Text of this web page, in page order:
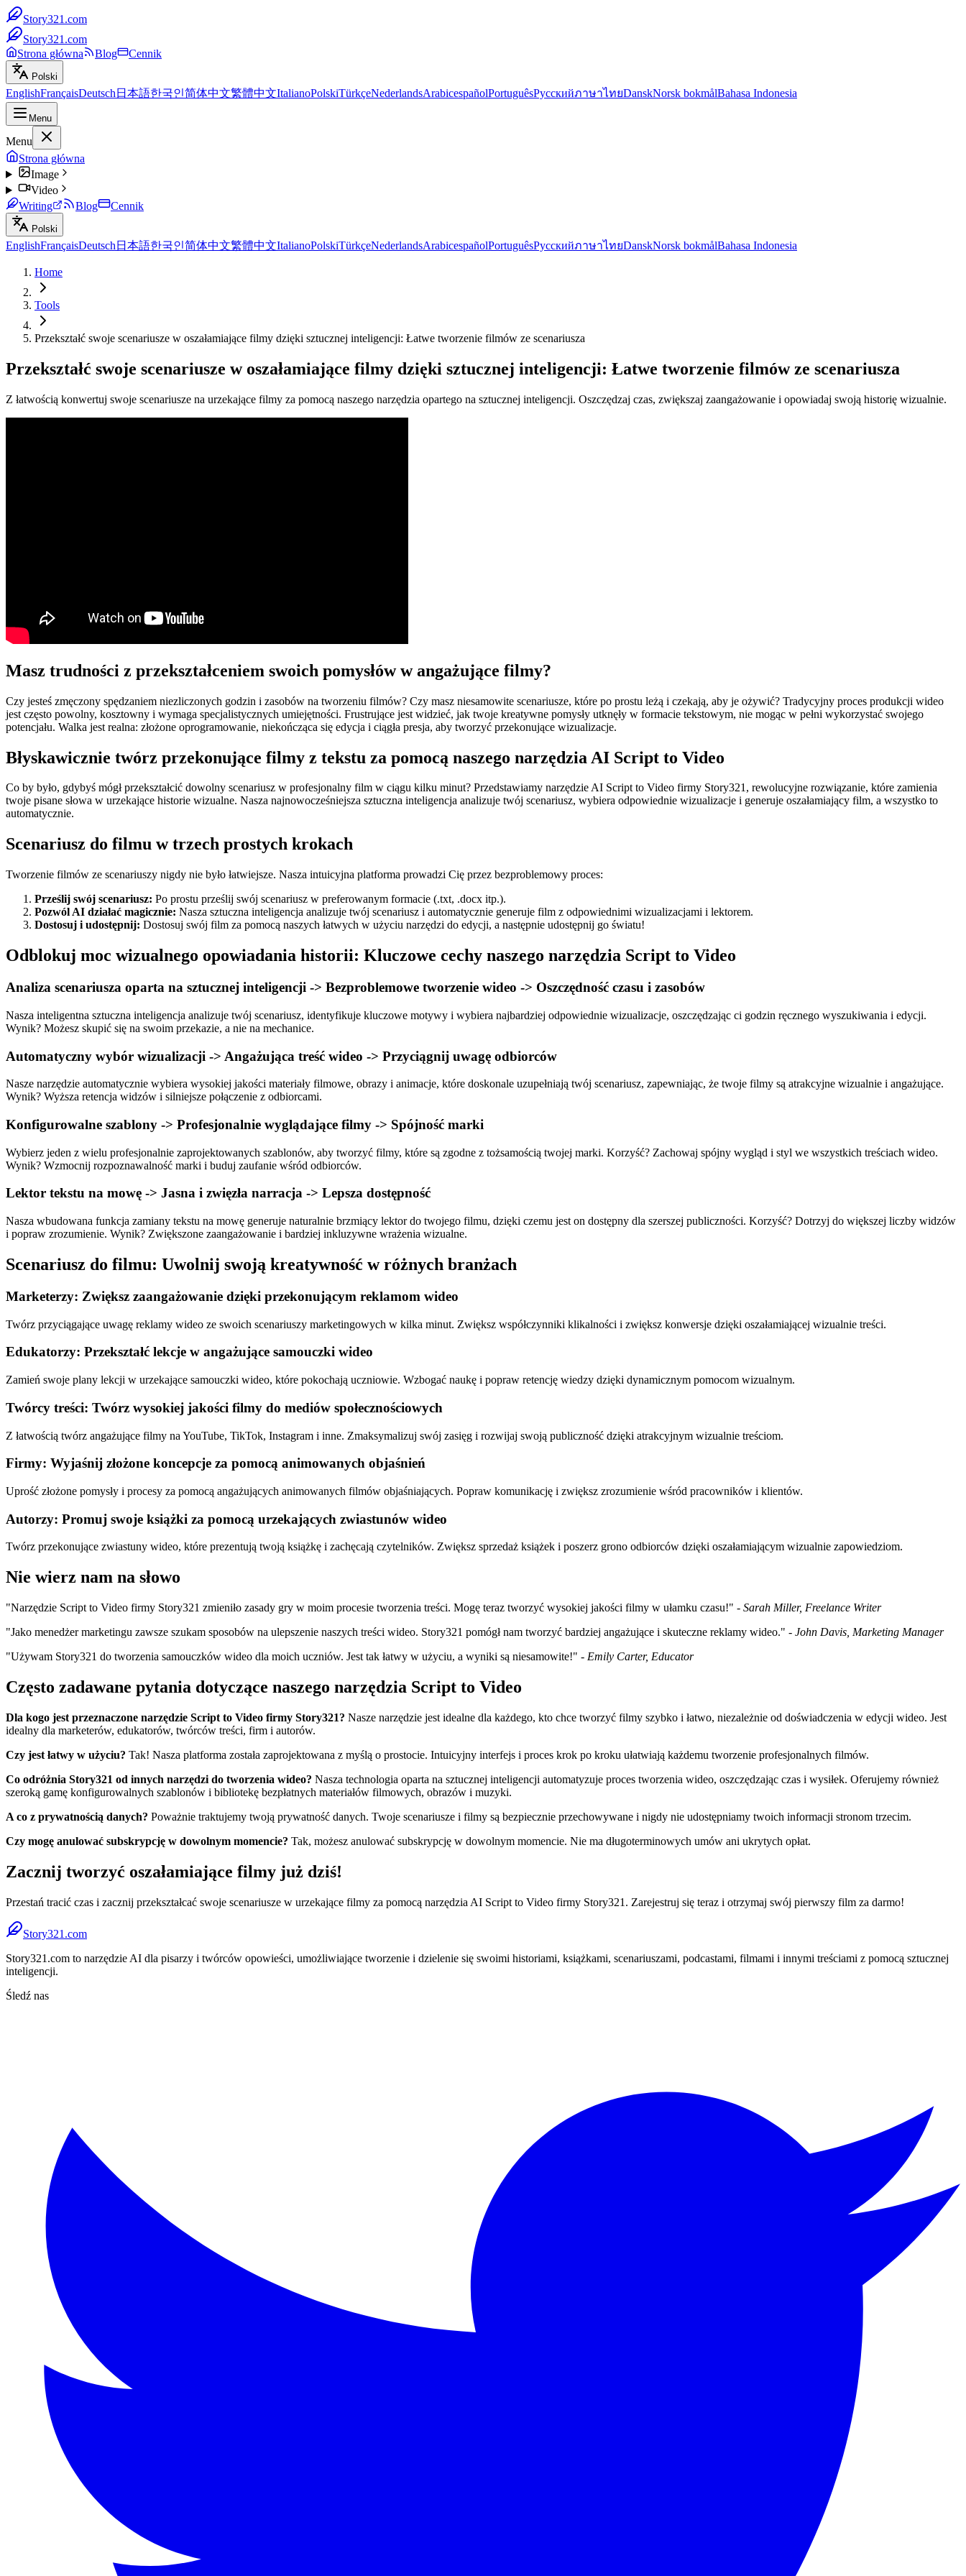
Story321.com
Story321.com
Strona główna
Blog Cennik
Polski
EnglishFrançaisDeutsch 日本語한국인简体中文繁體中文ItalianoPolskiTürkçeNederlandsArabicespañolPortuguêsРусскийภาษาไทยDanskNorsk bokmålBahasa Indonesia
Menu
Menu
Strona główna
Image
Video
Writing
Blog Cennik
Polski
EnglishFrançaisDeutsch 日本語한국인简体中文繁體中文ItalianoPolskiTürkçeNederlandsArabicespañolPortuguêsРусскийภาษาไทยDanskNorsk bokmålBahasa Indonesia
Home
Tools
Przekształć swoje scenariusze w oszałamiające filmy dzięki sztucznej inteligencji: Łatwe tworzenie filmów ze scenariusza
Przekształć swoje scenariusze w oszałamiające filmy dzięki sztucznej inteligencji: Łatwe tworzenie filmów ze scenariusza
Z łatwością konwertuj swoje scenariusze na urzekające filmy za pomocą naszego narzędzia opartego na sztucznej inteligencji. Oszczędzaj czas, zwiększaj zaangażowanie i opowiadaj swoją historię wizualnie.
Masz trudności z przekształceniem swoich pomysłów w angażujące filmy?
Czy jesteś zmęczony spędzaniem niezliczonych godzin i zasobów na tworzeniu filmów? Czy masz niesamowite scenariusze, które po prostu leżą i czekają, aby je ożywić? Tradycyjny proces produkcji wideo
jest często powolny, kosztowny i wymaga specjalistycznych umiejętności. Frustrujące jest widzieć, jak twoje kreatywne pomysły utknęły w formacie tekstowym, nie mogąc w pełni wykorzystać swojego
potencjału. Walka jest realna: złożone oprogramowanie, niekończąca się edycja i ciągła presja, aby tworzyć przekonujące wizualizacje.
Błyskawicznie twórz przekonujące filmy z tekstu za pomocą naszego narzędzia AI Script to Video
Co by było, gdybyś mógł przekształcić dowolny scenariusz w profesjonalny film w ciągu kilku minut? Przedstawiamy narzędzie AI Script to Video firmy Story321, rewolucyjne rozwiązanie, które zamienia
twoje pisane słowa w urzekające historie wizualne. Nasza najnowocześniejsza sztuczna inteligencja analizuje twój scenariusz, wybiera odpowiednie wizualizacje i generuje oszałamiający film, a wszystko to
automatycznie.
Scenariusz do filmu w trzech prostych krokach
Tworzenie filmów ze scenariuszy nigdy nie było łatwiejsze. Nasza intuicyjna platforma prowadzi Cię przez bezproblemowy proces:
Prześlij swój scenariusz: Po prostu prześlij swój scenariusz w preferowanym formacie (.txt, .docx itp.).
Pozwól AI działać magicznie: Nasza sztuczna inteligencja analizuje twój scenariusz i automatycznie generuje film z odpowiednimi wizualizacjami i lektorem.
Dostosuj i udostępnij: Dostosuj swój film za pomocą naszych łatwych w użyciu narzędzi do edycji, a następnie udostępnij go światu!
Odblokuj moc wizualnego opowiadania historii: Kluczowe cechy naszego narzędzia Script to Video
Analiza scenariusza oparta na sztucznej inteligencji -> Bezproblemowe tworzenie wideo -> Oszczędność czasu i zasobów
Nasza inteligentna sztuczna inteligencja analizuje twój scenariusz, identyfikuje kluczowe motywy i wybiera najbardziej odpowiednie wizualizacje, oszczędzając ci godzin ręcznego wyszukiwania i edycji.
Wynik? Możesz skupić się na swoim przekazie, a nie na mechanice.
Automatyczny wybór wizualizacji -> Angażująca treść wideo -> Przyciągnij uwagę odbiorców
Nasze narzędzie automatycznie wybiera wysokiej jakości materiały filmowe, obrazy i animacje, które doskonale uzupełniają twój scenariusz, zapewniając, że twoje filmy są atrakcyjne wizualnie i angażujące.
Wynik? Wyższa retencja widzów i silniejsze połączenie z odbiorcami.
Konfigurowalne szablony -> Profesjonalnie wyglądające filmy -> Spójność marki
Wybierz jeden z wielu profesjonalnie zaprojektowanych szablonów, aby tworzyć filmy, które są zgodne z tożsamością twojej marki. Korzyść? Zachowaj spójny wygląd i styl we wszystkich treściach wideo.
Wynik? Wzmocnij rozpoznawalność marki i buduj zaufanie wśród odbiorców.
Lektor tekstu na mowę -> Jasna i zwięzła narracja -> Lepsza dostępność
Nasza wbudowana funkcja zamiany tekstu na mowę generuje naturalnie brzmiący lektor do twojego filmu, dzięki czemu jest on dostępny dla szerszej publiczności. Korzyść? Dotrzyj do większej liczby widzów
i popraw zrozumienie. Wynik? Zwiększone zaangażowanie i bardziej inkluzywne wrażenia wizualne.
Scenariusz do filmu: Uwolnij swoją kreatywność w różnych branżach
Marketerzy: Zwiększ zaangażowanie dzięki przekonującym reklamom wideo
Twórz przyciągające uwagę reklamy wideo ze swoich scenariuszy marketingowych w kilka minut. Zwiększ współczynniki klikalności i zwiększ konwersje dzięki oszałamiającej wizualnie treści.
Edukatorzy: Przekształć lekcje w angażujące samouczki wideo
Zamień swoje plany lekcji w urzekające samouczki wideo, które pokochają uczniowie. Wzbogać naukę i popraw retencję wiedzy dzięki dynamicznym pomocom wizualnym.
Twórcy treści: Twórz wysokiej jakości filmy do mediów społecznościowych
Z łatwością twórz angażujące filmy na YouTube, TikTok, Instagram i inne. Zmaksymalizuj swój zasięg i rozwijaj swoją publiczność dzięki atrakcyjnym wizualnie treściom.
Firmy: Wyjaśnij złożone koncepcje za pomocą animowanych objaśnień
Uprość złożone pomysły i procesy za pomocą angażujących animowanych filmów objaśniających. Popraw komunikację i zwiększ zrozumienie wśród pracowników i klientów.
Autorzy: Promuj swoje książki za pomocą urzekających zwiastunów wideo
Twórz przekonujące zwiastuny wideo, które prezentują twoją książkę i zachęcają czytelników. Zwiększ sprzedaż książek i poszerz grono odbiorców dzięki oszałamiającym wizualnie zapowiedziom.
Nie wierz nam na słowo
"Narzędzie Script to Video firmy Story321 zmieniło zasady gry w moim procesie tworzenia treści. Mogę teraz tworzyć wysokiej jakości filmy w ułamku czasu!" - Sarah Miller, Freelance Writer
"Jako menedżer marketingu zawsze szukam sposobów na ulepszenie naszych treści wideo. Story321 pomógł nam tworzyć bardziej angażujące i skuteczne reklamy wideo." - John Davis, Marketing Manager
"Używam Story321 do tworzenia samouczków wideo dla moich uczniów. Jest tak łatwy w użyciu, a wyniki są niesamowite!" - Emily Carter, Educator
Często zadawane pytania dotyczące naszego narzędzia Script to Video
Dla kogo jest przeznaczone narzędzie Script to Video firmy Story321? Nasze narzędzie jest idealne dla każdego, kto chce tworzyć filmy szybko i łatwo, niezależnie od doświadczenia w edycji wideo. Jest
idealny dla marketerów, edukatorów, twórców treści, firm i autorów.
Czy jest łatwy w użyciu? Tak! Nasza platforma została zaprojektowana z myślą o prostocie. Intuicyjny interfejs i proces krok po kroku ułatwiają każdemu tworzenie profesjonalnych filmów.
Co odróżnia Story321 od innych narzędzi do tworzenia wideo? Nasza technologia oparta na sztucznej inteligencji automatyzuje proces tworzenia wideo, oszczędzając czas i wysiłek. Oferujemy również
szeroką gamę konfigurowalnych szablonów i bibliotekę bezpłatnych materiałów filmowych, obrazów i muzyki.
A co z prywatnością danych? Poważnie traktujemy twoją prywatność danych. Twoje scenariusze i filmy są bezpiecznie przechowywane i nigdy nie udostępniamy twoich informacji stronom trzecim.
Czy mogę anulować subskrypcję w dowolnym momencie? Tak, możesz anulować subskrypcję w dowolnym momencie. Nie ma długoterminowych umów ani ukrytych opłat.
Zacznij tworzyć oszałamiające filmy już dziś!
Przestań tracić czas i zacznij przekształcać swoje scenariusze w urzekające filmy za pomocą narzędzia AI Script to Video firmy Story321. Zarejestruj się teraz i otrzymaj swój pierwszy film za darmo!
Story321.com
Story321.com to narzędzie AI dla pisarzy i twórców opowieści, umożliwiające tworzenie i dzielenie się swoimi historiami, książkami, scenariuszami, podcastami, filmami i innymi treściami z pomocą sztucznej
inteligencji.
Śledź nas